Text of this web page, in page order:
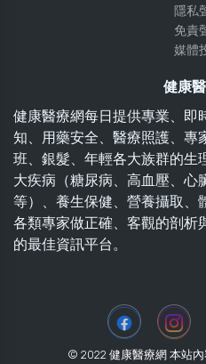
隱私
免責
媒體
健康
健康醫療網每日提供專業、即
知、用藥安全、醫療照護、專
班、銀髮、年輕各大族群的生
大疾病（糖尿病、高血壓、心
等）、養生保健、營養攝取、
各類專家做正確、客觀的剖析
的最佳資訊平台。
© 2022 健康醫療網 本站